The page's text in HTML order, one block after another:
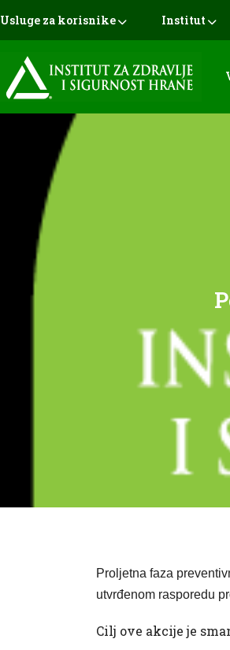
Usluge za korisnike Institut
Proljetna faza
utvrđenom rasporedu
Cilj ove akcije je